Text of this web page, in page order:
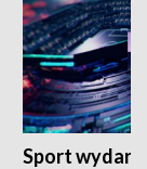
Sport